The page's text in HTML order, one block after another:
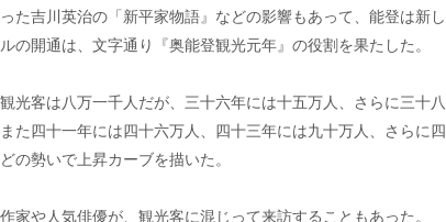
た吉川英治の「新平家物語』などの影響もあって、能登は新し
開通は、文字通り『奥能登観光元年』の役割を果たした。
光客は八万一千人だが、三十六年には十五万人、さらに三十八
た四十一年には四十六万人、四十三年には九十万人、さらに四
勢いで上昇カーブを描いた。
や人気俳優が、観光客に混じって来訪することもあった。